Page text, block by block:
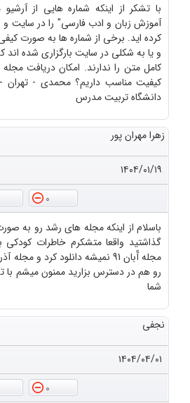
با تشکر از اینکه شماره هایی از
آموزش زبان و ادب فارسی" را در سایت و
کرده اید. برخی از شماره ها به صورت
و یا به شکلی در سایت بارگزاری شده
کامل متن را ندارند. امکان دریافت
کیفیت مناسب داریم؟ محمدی - تهران
دانشگاه تربیت مدرس
زهرا مهران پور
۱۴۰۴/۰۱/۱۹
0
باسلام از اینکه مجله های رشد رو به
گذاشتید واقعا متشکرم خاطرات
رو هم در دسترس بزارید ممنون میشم با
شما
نجفی
۱۴۰۴/۰۴/۰۱
0